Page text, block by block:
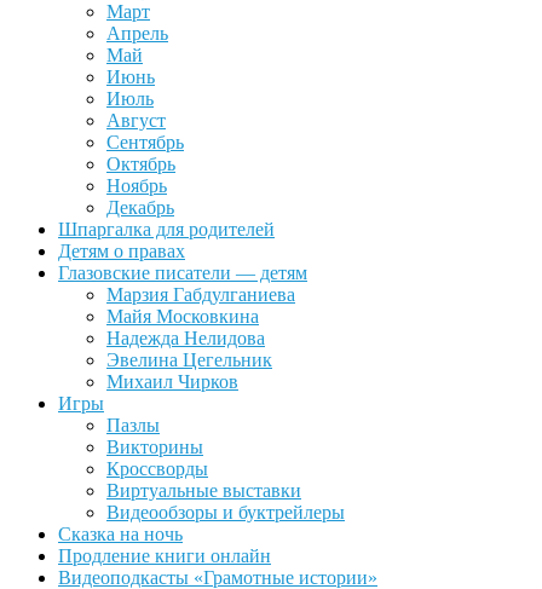
Март
Апрель
Май
Июнь
Июль
Август
Сентябрь
Октябрь
Ноябрь
Декабрь
Шпаргалка для родителей
Детям о правах
Глазовские писатели — детям
Марзия Габдулганиева
Майя Московкина
Надежда Нелидова
Эвелина Цегельник
Михаил Чирков
Игры
Пазлы
Викторины
Кроссворды
Виртуальные выставки
Видеообзоры и буктрейлеры
Сказка на ночь
Продление книги онлайн
Видеоподкасты «Грамотные истории»